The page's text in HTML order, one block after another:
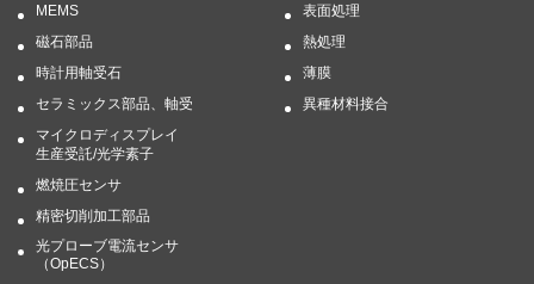
MEMS
磁石部品
時計用軸受石
セラミックス部品、軸受
マイクロディスプレイ
生産受託/光学素子
燃焼圧センサ
精密切削加工部品
光プローブ電流センサ
（OpECS）
表面処理
熱処理
薄膜
異種材料接合